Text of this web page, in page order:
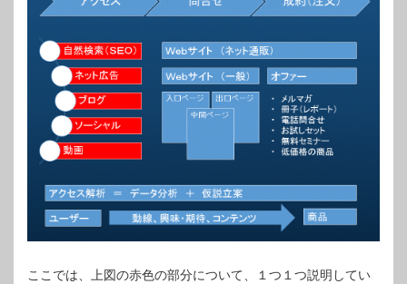
ここでは、上図の赤色の部分について、１つ１つ説明してい